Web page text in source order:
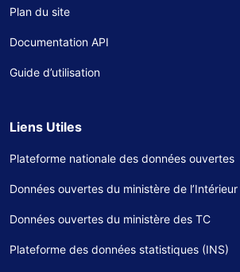
Plan du site
Documentation API
Guide d’utilisation
Liens Utiles
Plateforme nationale des données ouvertes
Données ouvertes du ministère de l’Intérieur
Données ouvertes du ministère des TC
Plateforme des données statistiques (INS)